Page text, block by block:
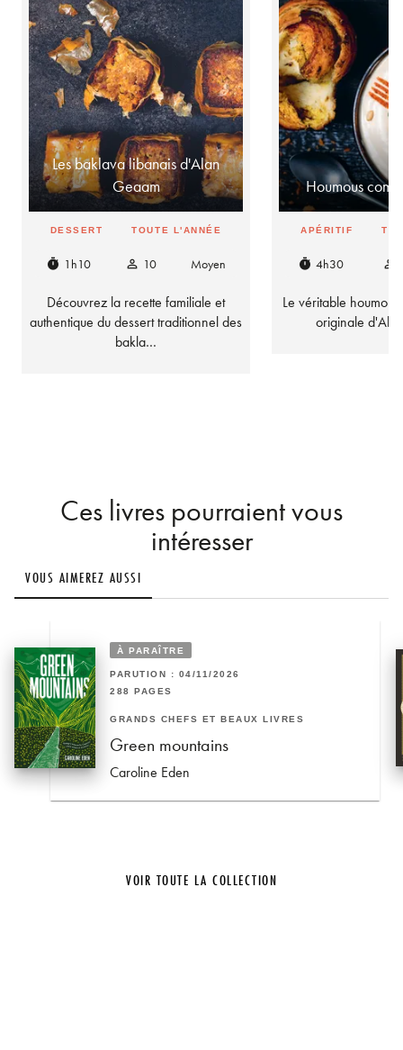
Les baklava libanais d'Alan
Geaam
DESSERT TOUTE L'ANNÉE
timer 1h10 person_outline 10 Moyen
Découvrez la recette familiale et
authentique du dessert traditionnel des
bakla…
Houmous
APÉRITIF
timer 4h30 person_outline
Le véritable
originale
Ces livres pourraient vous
intéresser
VOUS AIMEREZ AUSSI
À PARAÎTRE
PARUTION : 04/11/2026
288 PAGES
GRANDS CHEFS ET BEAUX LIVRES
Green mountains
Caroline Eden
VOIR TOUTE LA COLLECTION